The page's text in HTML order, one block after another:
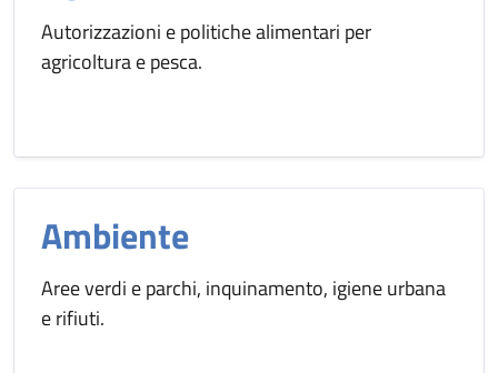
Autorizzazioni e politiche alimentari per
agricoltura e pesca.
Ambiente
Aree verdi e parchi, inquinamento, igiene urbana
e rifiuti.